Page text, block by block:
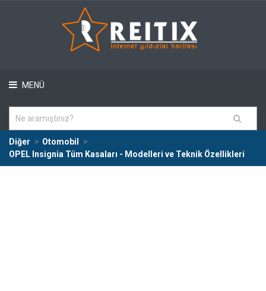
MENÜ
Diğer
Otomobil
OPEL Insignia Tüm Kasaları - Modelleri ve Teknik Özellikleri